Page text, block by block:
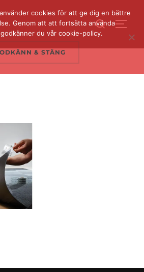
Sök
efter:
cookies för att ge dig en bättre
Genom att att fortsätta använda
du vår cookie-policy.
& STÄNG